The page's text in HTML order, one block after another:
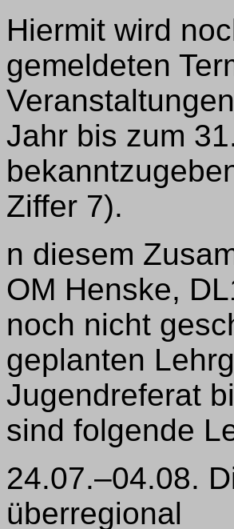
Hiermit wird
gemeldeten
Jahr bis zum
Ziffer 7).
n diesem
OM Henske,
noch nicht
geplanten
Jugendreferat
sind folgende
24.07.–04.08.
überregional